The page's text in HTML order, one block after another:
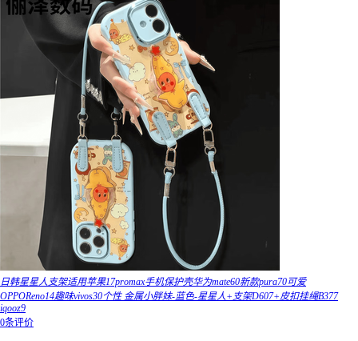
日韩星星人支架适用苹果17promax手机保护壳华为mate60新款pura70可爱
OPPOReno14趣味vivos30个性 金属小胖妹-蓝色-星星人+支架D607+皮扣挂绳B377
iqooz9
0条评价